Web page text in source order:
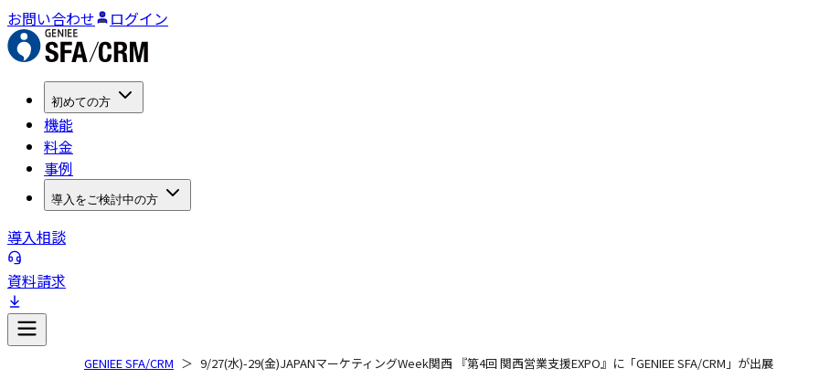
お問い合わせ ログイン
初めての方
機能
料金
事例
導入をご検討中の方
導入相談
資料請求
GENIEE SFA/CRM 9/27(水)-29(金)JAPANマーケティングWeek関西 『第4回 関西営業支援EXPO』に「GENIEE SFA/CRM」が出展